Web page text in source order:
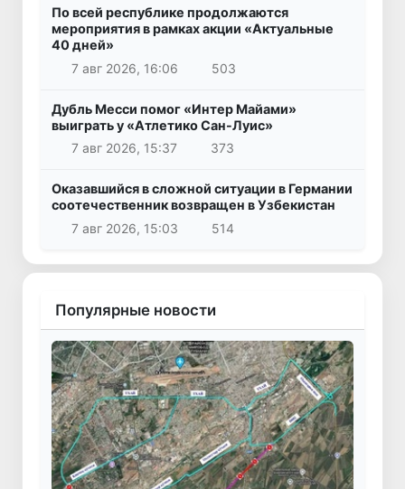
По всей республике продолжаются
мероприятия в рамках акции «Актуальные
40 дней»
7 авг 2026, 16:06
503
Дубль Месси помог «Интер Майами»
выиграть у «Атлетико Сан-Луис»
7 авг 2026, 15:37
373
Оказавшийся в сложной ситуации в Германии
соотечественник возвращен в Узбекистан
7 авг 2026, 15:03
514
Популярные новости